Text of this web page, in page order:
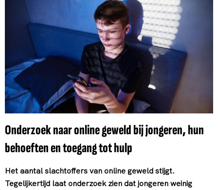
Onderzoek naar online geweld bij jongeren, hun
behoeften en toegang tot hulp
Het aantal slachtoffers van online geweld stijgt.
Tegelijkertijd laat onderzoek zien dat jongeren weinig